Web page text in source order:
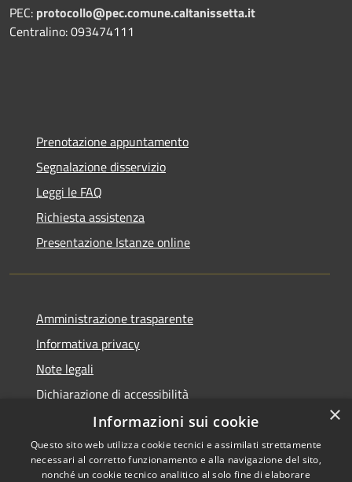
PEC: protocollo@pec.comune.caltanissetta.it
Centralino: 093474111
Prenotazione appuntamento
Segnalazione disservizio
Leggi le FAQ
Richiesta assistenza
Presentazione Istanze online
Amministrazione trasparente
Informativa privacy
Note legali
Dichiarazione di accessibilità
Copyright © 2026 • Comune di
×
Informazioni sui cookie
Questo sito web utilizza cookie tecnici e assimilati strettamente
necessari al corretto funzionamento e alla navigazione del sito,
nonché un cookie tecnico analitico al solo fine di elaborare